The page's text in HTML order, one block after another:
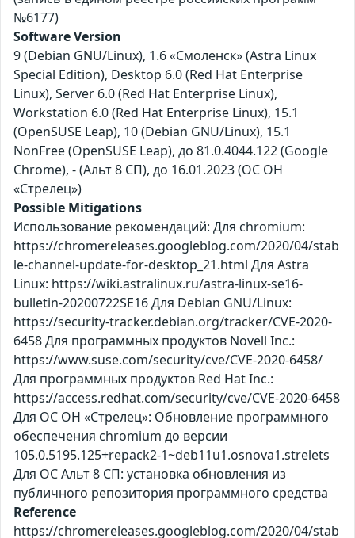
№6177)
Software Version
9 (Debian GNU/Linux), 1.6 «Смоленск» (Astra Linux
Special Edition), Desktop 6.0 (Red Hat Enterprise
Linux), Server 6.0 (Red Hat Enterprise Linux),
Workstation 6.0 (Red Hat Enterprise Linux), 15.1
(OpenSUSE Leap), 10 (Debian GNU/Linux), 15.1
NonFree (OpenSUSE Leap), до 81.0.4044.122 (Google
Chrome), - (Альт 8 СП), до 16.01.2023 (ОС ОН
«Стрелец»)
Possible Mitigations
Использование рекомендаций: Для chromium:
https://chromereleases.googleblog.com/2020/04/stab
le-channel-update-for-desktop_21.html Для Astra
Linux: https://wiki.astralinux.ru/astra-linux-se16-
bulletin-20200722SE16 Для Debian GNU/Linux:
https://security-tracker.debian.org/tracker/CVE-2020-
6458 Для программных продуктов Novell Inc.:
https://www.suse.com/security/cve/CVE-2020-6458/
Для программных продуктов Red Hat Inc.:
https://access.redhat.com/security/cve/CVE-2020-6458
Для ОС ОН «Стрелец»: Обновление программного
обеспечения chromium до версии
105.0.5195.125+repack2-1~deb11u1.osnova1.strelets
Для ОС Альт 8 СП: установка обновления из
публичного репозитория программного средства
Reference
https://chromereleases.googleblog.com/2020/04/stab